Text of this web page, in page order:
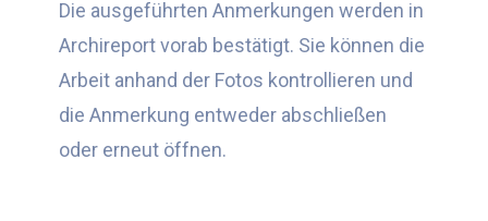
Die ausgeführten Anmerkungen werden in
Archireport vorab bestätigt. Sie können die
Arbeit anhand der Fotos kontrollieren und
die Anmerkung entweder abschließen
oder erneut öffnen.